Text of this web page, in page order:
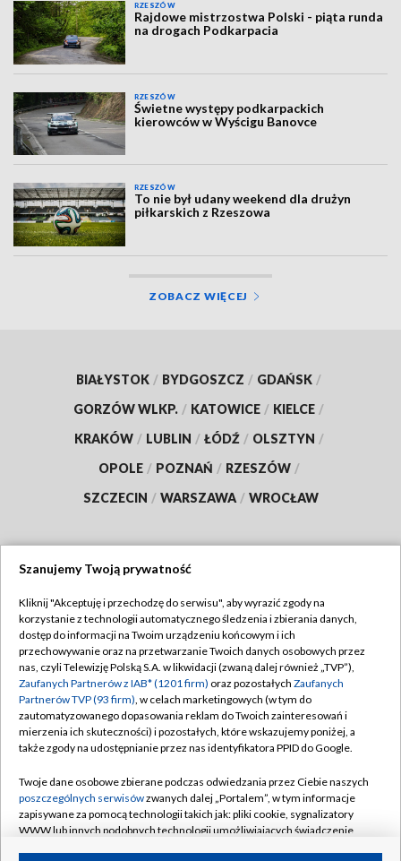
RZESZÓW
Rajdowe mistrzostwa Polski - piąta runda
na drogach Podkarpacia
RZESZÓW
Świetne występy podkarpackich
kierowców w Wyścigu Banovce
RZESZÓW
To nie był udany weekend dla drużyn
piłkarskich z Rzeszowa
ZOBACZ WIĘCEJ
BIAŁYSTOK / BYDGOSZCZ / GDAŃSK /
GORZÓW WLKP. / KATOWICE / KIELCE /
KRAKÓW / LUBLIN / ŁÓDŹ / OLSZTYN /
OPOLE / POZNAŃ / RZESZÓW /
SZCZECIN / WARSZAWA / WROCŁAW
TVP
Abonament TVP
Emisja w TVP
Centrum informacji TVP
Naziemna Telewizja Cyfrowa
Rada Programowa
System NOS
Informacje o nadawcy
Regulamin TVP
Polityka prywatności
Moje zgody
Pomoc
Kontakt
Kanały
Szanujemy Twoją prywatność
Kliknij "Akceptuję i przechodzę do serwisu", aby wyrazić zgody na
korzystanie z technologii automatycznego śledzenia i zbierania danych,
dostęp do informacji na Twoim urządzeniu końcowym i ich
przechowywanie oraz na przetwarzanie Twoich danych osobowych przez
nas, czyli Telewizję Polską S.A. w likwidacji (zwaną dalej również „TVP”),
Zaufanych Partnerów z IAB* (1201 firm) oraz pozostałych Zaufanych
Partnerów TVP (93 firm), w celach marketingowych (w tym do
zautomatyzowanego dopasowania reklam do Twoich zainteresowań i
mierzenia ich skuteczności) i pozostałych, które wskazujemy poniżej, a
także zgody na udostępnianie przez nas identyfikatora PPID do Google.
Twoje dane osobowe zbierane podczas odwiedzania przez Ciebie naszych
poszczególnych serwisówzwanych dalej „Portalem”, w tym informacje
zapisywane za pomocą technologii takich jak: pliki cookie, sygnalizatory
WWW lub innych podobnych technologii umożliwiających świadczenie